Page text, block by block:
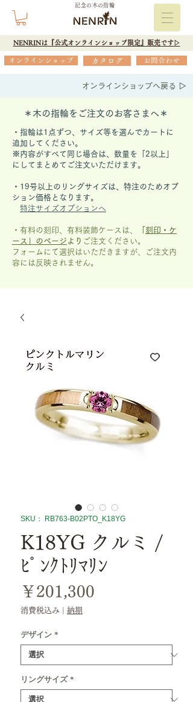
記念の木の指輪
NENRINは『公式オンラインショップ限定』販売です▷
オンラインショップ カタログ お問合わせ
オンラインショップへ戻る ▷
＊木の指輪をご注文のお客さまへ＊
・指輪は1点ずつ、サイズ等を選んでカートに
追加してください。
※内容がすべて同じ場合は、数量を「2以上」
にしてまとめてご注文いただけます。
​・19号以上のリングサイズは、特注のためオプ
ション価格となります。
特注サイズオプションへ
・有料の刻印、有料装飾ケースは、
刻印・ケ
ース」のページ より ご注文ください。
フォームにて選択はいただきますが、
ご注文内
容には反映されません。
SKU： RB763-B02PTO_K18YG
K18YG クルミ /
ﾋﾟﾝｸﾄﾘﾏﾘﾝ
￥201,300
消費税込み 納期
デザイン *
リングサイズ *